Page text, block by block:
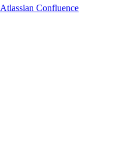
Atlassian Confluence